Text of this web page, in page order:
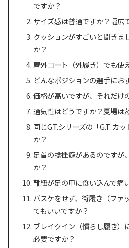
ですか？
サイズ感は普通ですか？幅広
クッションがすごいと聞きま
か？
屋外コート（外履き）でも使
どんなポジションの選手にお
価格が高いですが、それだけ
通気性はどうですか？夏場は
同じG.T.シリーズの「G.T. カ
か？
足首の捻挫癖があるのですが
か？
靴紐が足の甲に食い込んで痛
バスケをせず、街履き（ファ
てもいいですか？
ブレイクイン（慣らし履き）
必要ですか？